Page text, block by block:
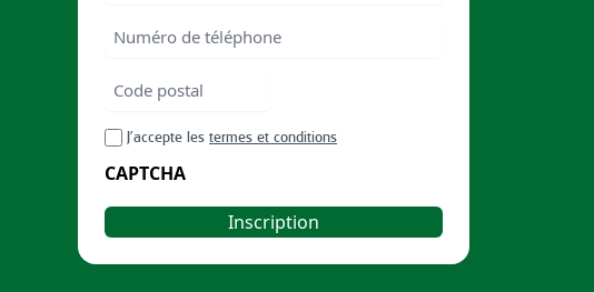
Numéro
téléphone
Code
postal
Code
postal
RGPDJ’accepte les termes et conditions
CAPTCHA